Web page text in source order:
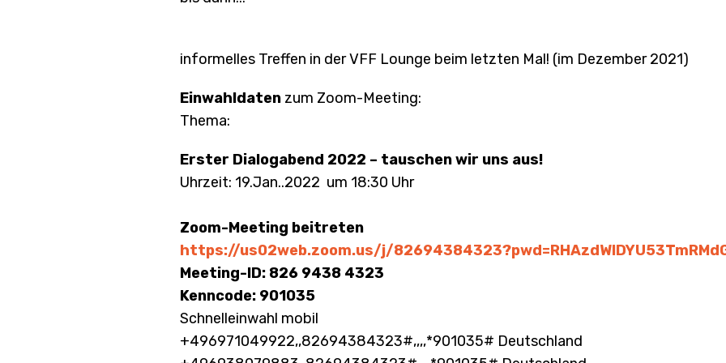
informelles Treffen in der VFF Lounge beim letzten Mal! (im Dezember 2021)
Einwahldaten zum Zoom-Meeting:
Thema:
Erster Dialogabend 2022 – tauschen wir uns aus!
Uhrzeit: 19.Jan..2022 um 18:30 Uhr
Zoom-Meeting beitreten
https://us02web.zoom.us/j/
Meeting-ID: 826 9438 4323
Kenncode: 901035
Schnelleinwahl mobil
+496971049922,,82694384323#,,,,*901035# Deutschland